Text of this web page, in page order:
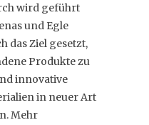
wird geführt
und Egle
das Ziel gesetzt,
Produkte zu
innovative
in neuer Art
Mehr